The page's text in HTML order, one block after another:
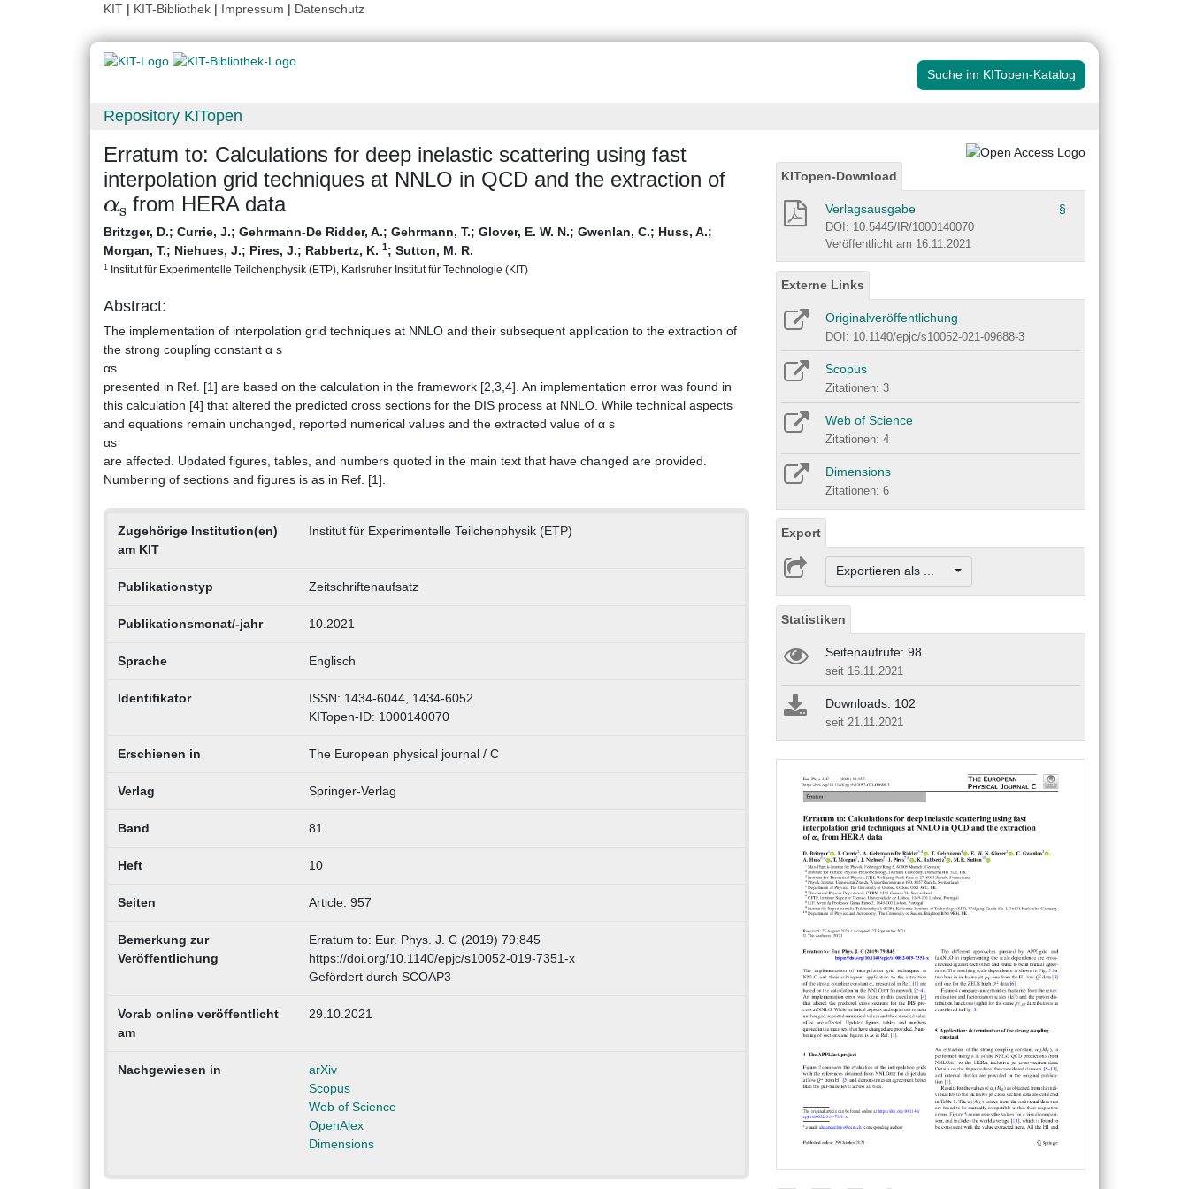
KIT | KIT-Bibliothek | Impressum | Datenschutz
Suche im KITopen-Katalog
Repository KITopen
Erratum to: Calculations for deep inelastic scattering using fast
interpolation grid techniques at NNLO in QCD and the extraction of
αs
from HERA data
Britzger, D.; Currie, J.; Gehrmann-De Ridder, A.; Gehrmann, T.; Glover, E. W. N.; Gwenlan, C.; Huss, A.;
Morgan, T.; Niehues, J.; Pires, J.; Rabbertz, K. 1; Sutton, M. R.
1 Institut für Experimentelle Teilchenphysik (ETP), Karlsruher Institut für Technologie (KIT)
Abstract:
The implementation of interpolation grid techniques at NNLO and their subsequent application to the extraction of
the strong coupling constant α s
αs
presented in Ref. [1] are based on the calculation in the framework [2,3,4]. An implementation error was found in
this calculation [4] that altered the predicted cross sections for the DIS process at NNLO. While technical aspects
and equations remain unchanged, reported numerical values and the extracted value of α s
αs
are affected. Updated figures, tables, and numbers quoted in the main text that have changed are provided.
Numbering of sections and figures is as in Ref. [1].
Zugehörige Institution(en)
am KIT
Institut für Experimentelle Teilchenphysik (ETP)
Publikationstyp Zeitschriftenaufsatz
Publikationsmonat/-jahr 10.2021
Sprache Englisch
Identifikator
ISSN: 1434-6044, 1434-6052
KITopen-ID: 1000140070
Erschienen in The European physical journal / C
Verlag Springer-Verlag
Band 81
Heft 10
Seiten Article: 957
Bemerkung zur
Veröffentlichung
Erratum to: Eur. Phys. J. C (2019) 79:845
https://doi.org/10.1140/epjc/s10052-019-7351-x
Gefördert durch SCOAP3
Vorab online veröffentlicht
am
29.10.2021
Nachgewiesen in
arXiv
Scopus
Web of Science
OpenAlex
Dimensions
KITopen-Download
Verlagsausgabe §
DOI: 10.5445/IR/1000140070
Veröffentlicht am 16.11.2021
Externe Links
Originalveröffentlichung
DOI: 10.1140/epjc/s10052-021-09688-3
Scopus
Zitationen: 3
Web of Science
Zitationen: 4
Dimensions
Zitationen: 6
Export
Exportieren als ...
Statistiken
Seitenaufrufe: 98
seit 16.11.2021
Downloads: 102
seit 21.11.2021